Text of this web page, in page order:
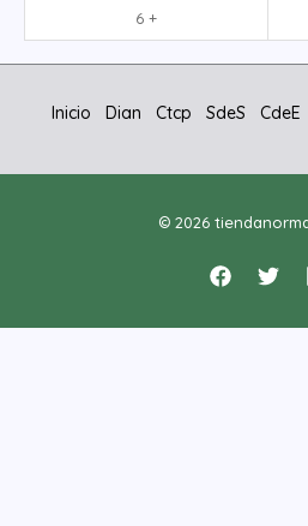
6 +
Inicio Dian Ctcp SdeS CdeE
© 2026